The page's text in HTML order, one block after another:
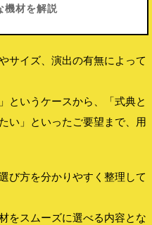
機材を解説
サイズ、演出の有無によって
というケースから、「式典と
い」といったご要望まで、用
び方を分かりやすく整理して
をスムーズに選べる内容とな